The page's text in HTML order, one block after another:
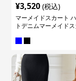
¥3,520 (税込)
マーメイドスカート
トデニムマーメイド